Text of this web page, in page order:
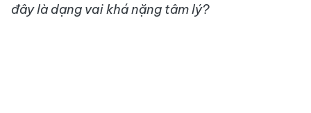
đây là dạng vai khá nặng tâm lý?